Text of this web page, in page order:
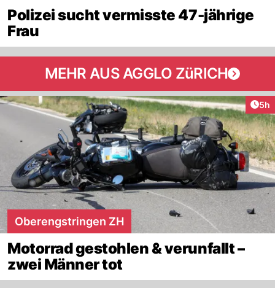
Polizei sucht vermisste 47-jährige
Frau
MEHR AUS AGGLO ZüRICH
5h
Oberengstringen ZH
Motorrad gestohlen & verunfallt –
zwei Männer tot